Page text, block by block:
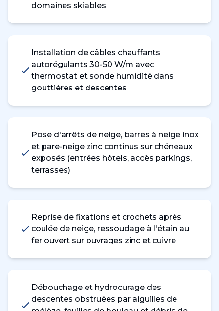
domaines skiables
Installation de câbles chauffants
autorégulants 30-50 W/m avec
thermostat et sonde humidité dans
gouttières et descentes
Pose d'arrêts de neige, barres à neige inox
et pare-neige zinc continus sur chéneaux
exposés (entrées hôtels, accès parkings,
terrasses)
Reprise de fixations et crochets après
coulée de neige, ressoudage à l'étain au
fer ouvert sur ouvrages zinc et cuivre
Débouchage et hydrocurage des
descentes obstruées par aiguilles de